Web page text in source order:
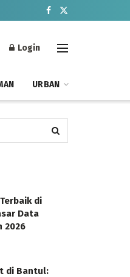
Login
URBAN
di
Data
2026
di Bantul: